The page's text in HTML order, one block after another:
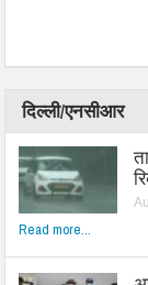
दिल्ली/एनसीआर
Read more...